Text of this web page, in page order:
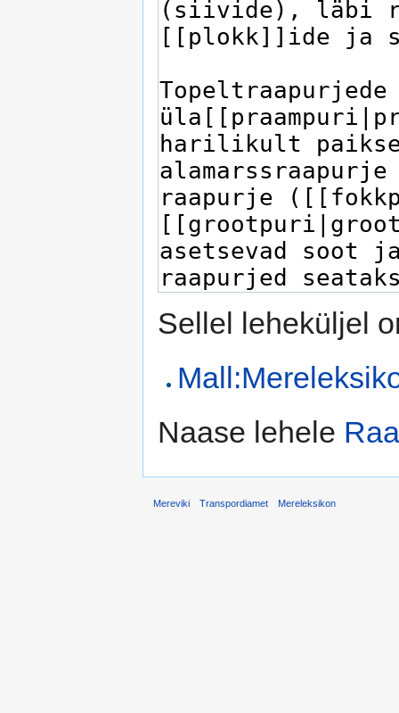
Sellel leheküljel
Naase lehele
Mereviki Transpordiamet Mereleksikon